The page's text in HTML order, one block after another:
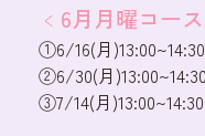
﹤6月月曜コース
①6/16(月)13:00~14:30
②6/30(月)13:00~14:30
③7/14(月)13:00~14:30